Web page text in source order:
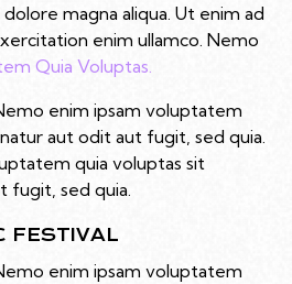
magna aliqua. Ut enim ad
enim ullamco. Nemo
Quia Voluptas.
enim ipsam voluptatem
aut odit aut fugit, sed quia.
quia voluptas sit
fugit, sed quia.
FESTIVAL
enim ipsam voluptatem